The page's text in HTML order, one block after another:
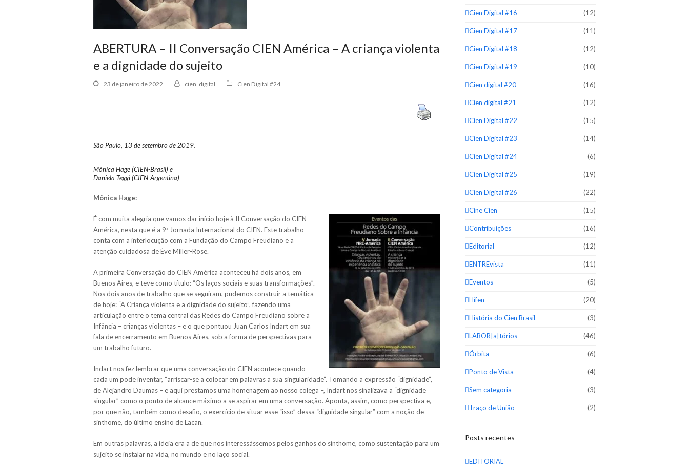
ABERTURA – II Conversação CIEN América – A criança violenta
e a dignidade do sujeito
23 de janeiro de 2022 cien_digital Cien Digital #24
São Paulo, 13 de setembro de 2019.
Mônica Hage (CIEN-Brasil) e
Daniela Teggi (CIEN-Argentina)
Mônica Hage:
É com muita alegria que vamos dar início hoje à II Conversação do CIEN
América, nesta que é a 9ª Jornada Internacional do CIEN. Este trabalho
conta com a interlocução com a Fundação do Campo Freudiano e a
atenção cuidadosa de Ève Miller-Rose.
A primeira Conversação do CIEN América aconteceu há dois anos, em
Buenos Aires, e teve como título: “Os laços sociais e suas transformações”.
Nos dois anos de trabalho que se seguiram, pudemos construir a temática
de hoje: “A Criança violenta e a dignidade do sujeito”, fazendo uma
articulação entre o tema central das Redes do Campo Freudiano sobre a
Infância – crianças violentas – e o que pontuou Juan Carlos Indart em sua
fala de encerramento em Buenos Aires, sob a forma de perspectivas para
um trabalho futuro.
Indart nos fez lembrar que uma conversação do CIEN acontece quando
cada um pode inventar, “arriscar-se a colocar em palavras a sua singularidade”. Tomando a expressão “dignidade”,
de Alejandro Daumas – e aqui prestamos uma homenagem ao nosso colega –, Indart nos sinalizava a “dignidade
singular” como o ponto de alcance máximo a se aspirar em uma conversação. Aponta, assim, como perspectiva e,
por que não, também como desafio, o exercício de situar esse “isso” dessa “dignidade singular” com a noção de
sinthome, do último ensino de Lacan.
Em outras palavras, a ideia era a de que nos interessássemos pelos ganhos do sinthome, como sustentação para um
sujeito se instalar na vida, no mundo e no laço social.
Cien Digital #16 (12)
Cien Digital #17 (11)
Cien Digital #18 (12)
Cien Digital #19 (10)
Cien digital #20 (16)
Cien digital #21 (12)
Cien Digital #22 (15)
Cien Digital #23 (14)
Cien Digital #24 (6)
Cien Digital #25 (19)
Cien Digital #26 (22)
Cine Cien (15)
Contribuições (16)
Editorial (12)
ENTREvista (11)
Eventos (5)
Hífen (20)
História do Cien Brasil (3)
LABOR|a|tórios (46)
Órbita (6)
Ponto de Vista (4)
Sem categoria (3)
Traço de União (2)
Posts recentes
EDITORIAL